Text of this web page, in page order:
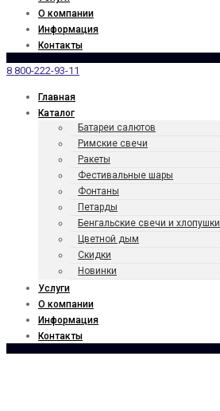
О компании
Информация
Контакты
8 800-222-93-11
Главная
Каталог
Батареи салютов
Римские свечи
Ракеты
Фести­валь­ные шары
Фонтаны
Петарды
Бенгаль­ские свечи и хлопушки
Цветной дым
Скидки
Новинки
Услуги
О компании
Информация
Контакты